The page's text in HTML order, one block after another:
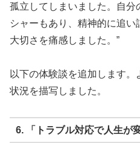
孤立してしまいました。自分
シャーもあり、精神的に追
大切さを痛感しました。”
以下の体験談を追加します
状況を描写しました。
6. 「トラブル対応で人生が